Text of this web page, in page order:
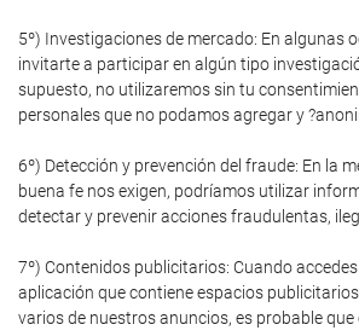
5º) Investigaciones de mercado: En algunas
invitarte a participar en algún tipo
supuesto, no utilizaremos sin tu
personales que no podamos agregar y
6º) Detección y prevención del fraude: En la
buena fe nos exigen, podríamos utilizar
detectar y prevenir acciones fraudulentas,
7º) Contenidos publicitarios: Cuando
aplicación que contiene espacios
varios de nuestros anuncios, es probable